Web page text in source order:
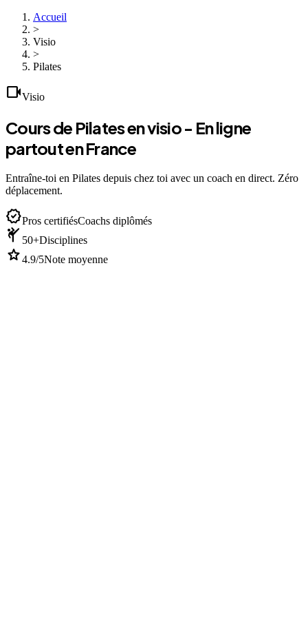
Accueil
>
Visio
>
Pilates
videocamVisio
Cours de Pilates en visio - En ligne
partout en France
Entraîne-toi en Pilates depuis chez toi avec un coach en direct. Zéro
déplacement.
verifiedPros certifiésCoachs diplômés
sports_martial_arts 50+Disciplines
star4.9/5Note moyenne